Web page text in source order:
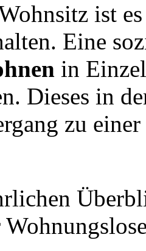
ist
Eine
in
Dieses in
zu